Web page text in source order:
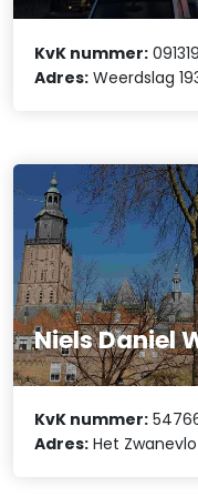
KvK nummer:
Adres: Weerdslag
Niels Daniel
KvK nummer:
Adres: Het